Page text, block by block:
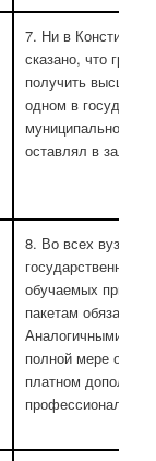
7. Ни в
сказано, что
получить высшее
одном в
муниципальном
оставлял в залог
8. Во всех вузах,
государственных
обучаемых
пакетам
Аналогичными
полной мере они
платном